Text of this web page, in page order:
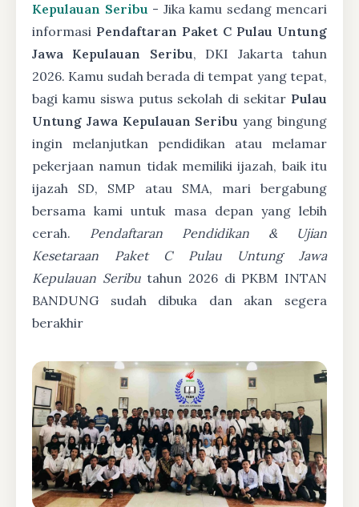
Kepulauan Seribu - Jika kamu sedang mencari
informasi Pendaftaran Paket C Pulau Untung
Jawa Kepulauan Seribu, DKI Jakarta tahun
2026. Kamu sudah berada di tempat yang tepat,
bagi kamu siswa putus sekolah di sekitar Pulau
Untung Jawa Kepulauan Seribu yang bingung
ingin melanjutkan pendidikan atau melamar
pekerjaan namun tidak memiliki ijazah, baik itu
ijazah SD, SMP atau SMA, mari bergabung
bersama kami untuk masa depan yang lebih
cerah. Pendaftaran Pendidikan & Ujian
Kesetaraan Paket C Pulau Untung Jawa
Kepulauan Seributahun 2026 di PKBM INTAN
BANDUNG sudah dibuka dan akan segera
berakhir